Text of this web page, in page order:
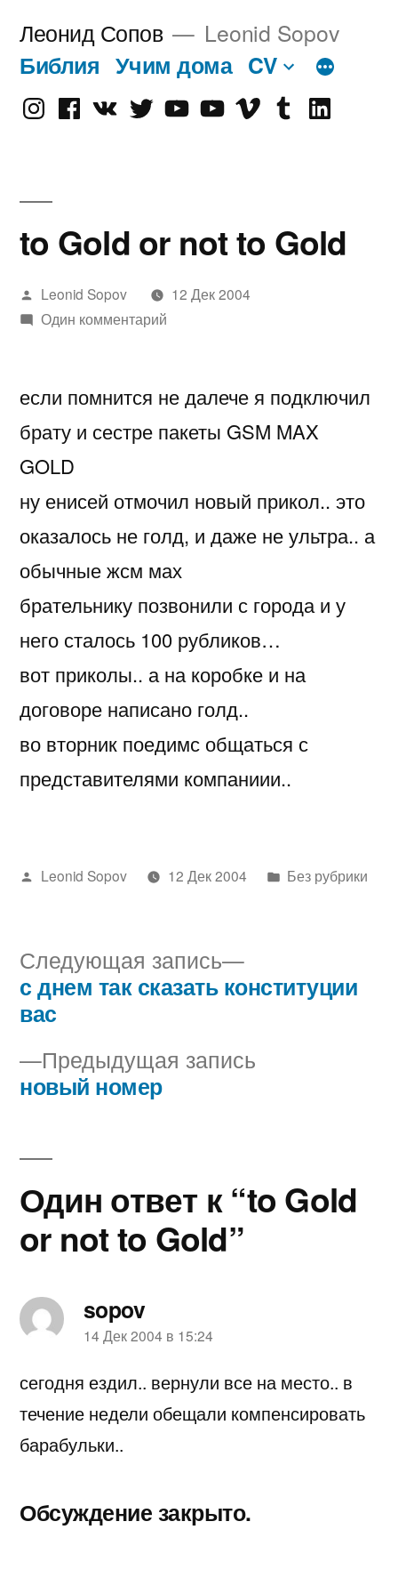
Леонид Сопов Leonid Sopov
Библия Учим дома CV
InstagramFacebook
VK TwitterYoutube
Old Vimeotumblrlinkedin
to Gold or not to Gold
Написано
автором
Leonid Sopov
12 Дек 2004
Один комментарий
если помнится не далече я подключил
брату и сестре пакеты GSM MAX
GOLD
ну енисей отмочил новый прикол.. это
оказалось не голд, и даже не ультра.. а
обычные жсм мах
брательнику позвонили с города и у
него сталось 100 рубликов…
вот приколы.. а на коробке и на
договоре написано голд..
во вторник поедимс общаться с
представителями компаниии..
Написано
Leonid Sopov 12 Дек 2004
Написано
Без рубрики
Навигация
записям
Предыдущая запись
новый номер
Следующая запись
Следующая
запись:
с днем так сказать конституции
вас
Один ответ к “to Gold
or not to Gold”
sopov
пишет:
14 Дек 2004 в 15:24
сегодня ездил.. вернули все на место.. в
течение недели обещали компенсировать
барабульки..
Обсуждение закрыто.